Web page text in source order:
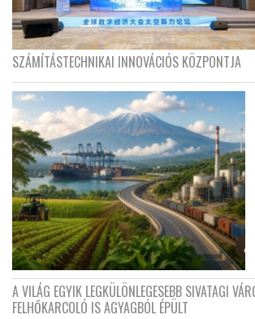
SZÁMÍTÁSTECHNIKAI INNOVÁCIÓS KÖZPONTJA
A VILÁG EGYIK LEGKÜLÖNLEGESEBB SIVATAGI
FELHŐKARCOLÓ IS AGYAGBÓL ÉPÜLT